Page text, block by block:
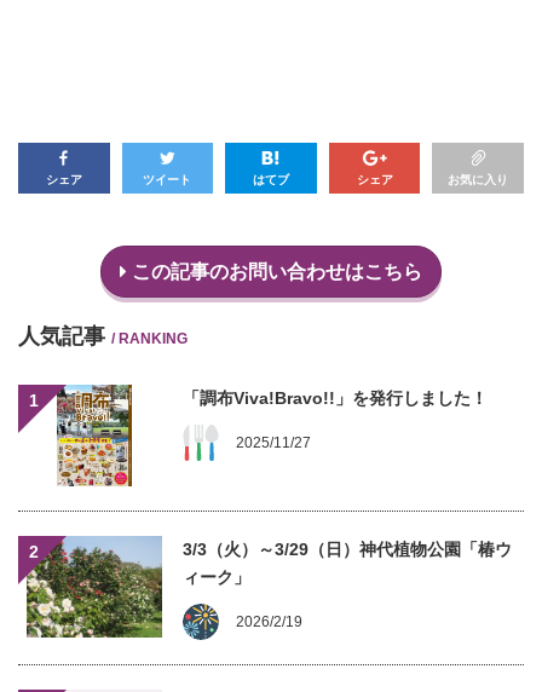
シェア ツイート はてブ シェア お気に入り
この記事のお問い合わせはこちら
人気記事 / RANKING
1 「調布Viva!Bravo!!」を発行しました！
2025/11/27
2
3/3（火）～3/29（日）神代植物公園「椿ウ
ィーク」
2026/2/19